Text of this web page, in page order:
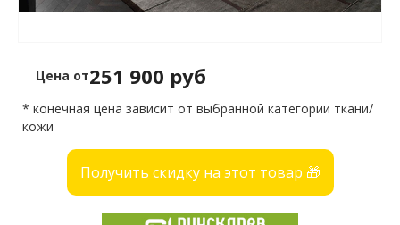
Цена от251 900 руб
* конечная цена зависит от выбранной категории ткани/
кожи
Получить скидку на этот товар 🎁